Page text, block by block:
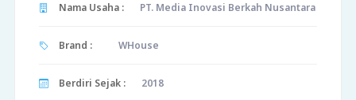
Nama Usaha : PT. Media Inovasi Berkah Nusantara
Brand : WHouse
Berdiri Sejak : 2018